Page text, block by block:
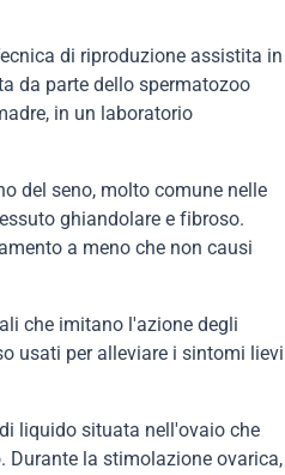
di riproduzione assistita in
da parte dello spermatozoo
in un laboratorio
del seno, molto comune nelle
ghiandolare e fibroso.
a meno che non causi
che imitano l'azione degli
usati per alleviare i sintomi lievi
liquido situata nell'ovaio che
la stimolazione ovarica,